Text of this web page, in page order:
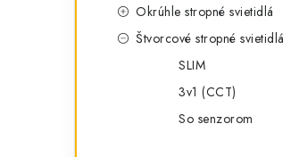
Okrúhle stropné svietidlá
Štvorcové stropné svietidlá
SLIM
3v1 (CCT)
So senzorom